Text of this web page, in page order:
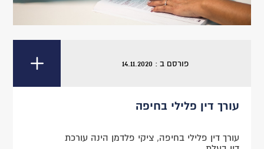
פורסם ב : 14.11.2020
עורך דין פלילי בחיפה
עורך דין פלילי בחיפה, ציקי פלדמן הינה עורכת